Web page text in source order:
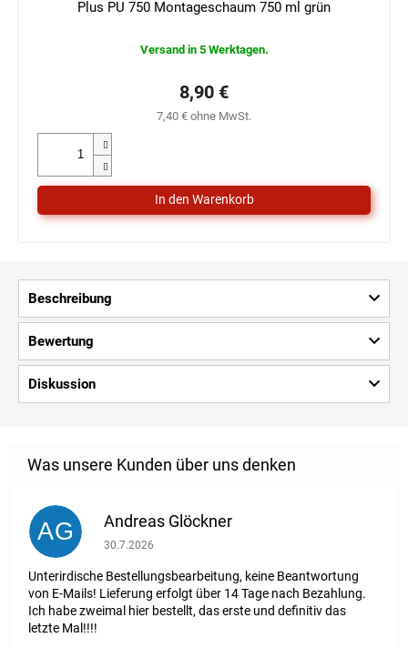
Plus PU 750 Montageschaum 750 ml grün
Versand in 5 Werktagen.
7,40 € ohne MwSt.
8,90 €
Beschreibung
Bewertung
Diskussion
AG Andreas Glöckner
Die Shop-Bewertung beträgt 1 von 5 Sternen.
30.7.2026
Unterirdische Bestellungsbearbeitung, keine Beantwortung
von E-Mails! Lieferung erfolgt über 14 Tage nach Bezahlung.
Ich habe zweimal hier bestellt, das erste und definitiv das
letzte Mal!!!!